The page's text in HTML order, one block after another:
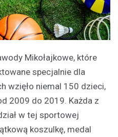
Mikołajkowe, które
specjalnie dla
wzięło niemal 150 dzieci,
2009 do 2019. Każda z
w tej sportowej
koszulkę, medal